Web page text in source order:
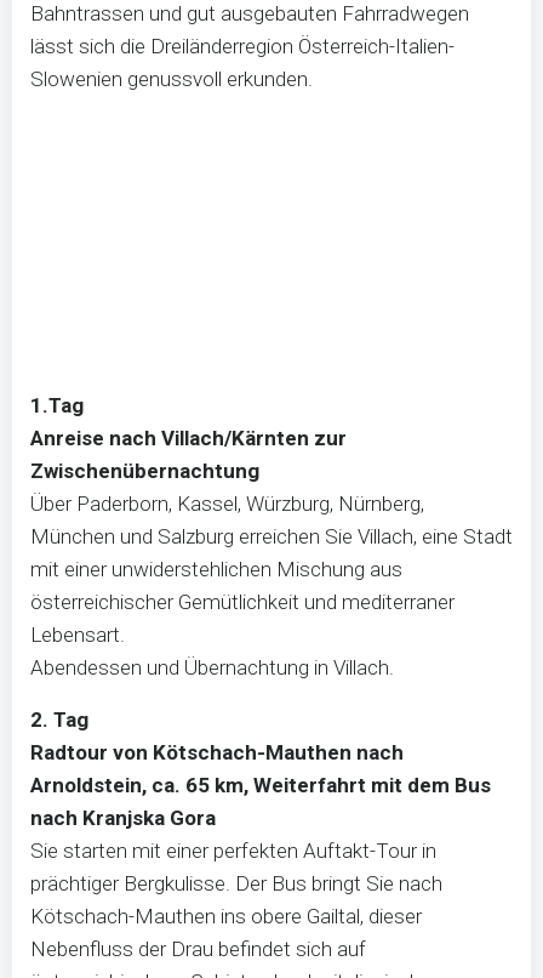
Bahntrassen und gut ausgebauten Fahrradwegen
lässt sich die Dreiländerregion Österreich-Italien-
Slowenien genussvoll erkunden.
1.Tag
Anreise nach Villach/Kärnten zur
Zwischenübernachtung
Über Paderborn, Kassel, Würzburg, Nürnberg,
München und Salzburg erreichen Sie Villach, eine Stadt
mit einer unwiderstehlichen Mischung aus
österreichischer Gemütlichkeit und mediterraner
Lebensart.
Abendessen und Übernachtung in Villach.
2. Tag
Radtour von Kötschach-Mauthen nach
Arnoldstein, ca. 65 km, Weiterfahrt mit dem Bus
nach Kranjska Gora
Sie starten mit einer perfekten Auftakt-Tour in
prächtiger Bergkulisse. Der Bus bringt Sie nach
Kötschach-Mauthen ins obere Gailtal, dieser
Nebenfluss der Drau befindet sich auf